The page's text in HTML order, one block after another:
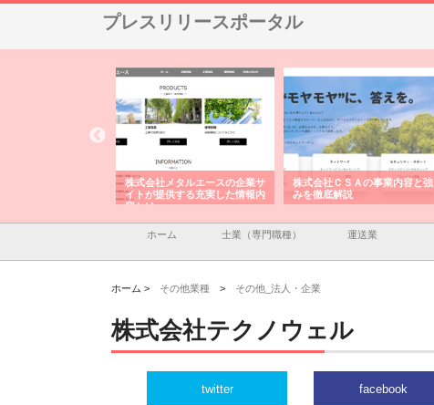
プレスリリースポータル
株式会社メタルエースの企業サ
イトが提供する充実した情報内
容とは
株式会社ＣＳＡの事業内容と強
みを徹底解説
ホーム 士業（専門職種） 運送業
ホーム > その他業種 > その他_法人・企業
株式会社テクノウェル
twitter facebook